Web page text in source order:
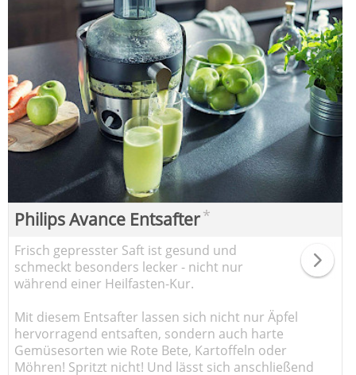
Philips Avance Entsafter*
Frisch gepresster Saft ist gesund und
schmeckt besonders lecker - nicht nur
während einer Heilfasten-Kur.
Mit diesem Entsafter lassen sich nicht nur Äpfel
hervorragend entsaften, sondern auch harte
Gemüsesorten wie Rote Bete, Kartoffeln oder
Möhren! Spritzt nicht! Und lässt sich anschließend